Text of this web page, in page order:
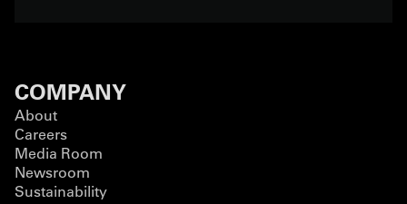
COMPANY
About
Careers
Media Room
Newsroom
Sustainability